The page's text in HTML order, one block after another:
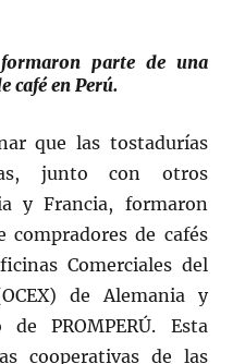
parte de una
café en Perú.
que las tostadurías
junto con otros
y Francia, formaron
de cafés
Comerciales del
de Alemania y
PROMPERÚ. Esta
cooperativas de las